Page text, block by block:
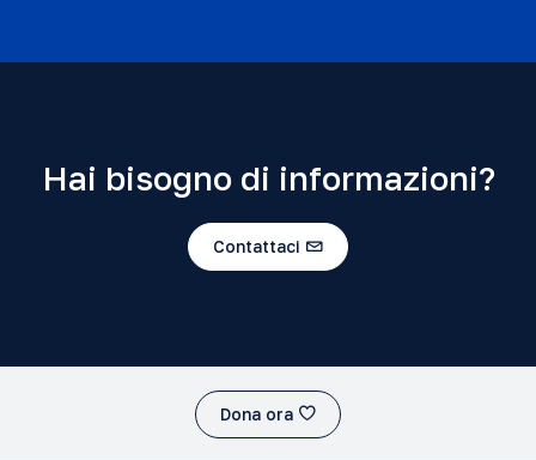
Hai bisogno di informazioni?
Contattaci
Dona ora